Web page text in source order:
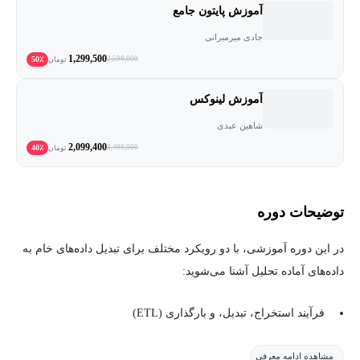
آموزش پایتون جامع
جادی میرمیرانی
2,599,000
1,299,500 تومان 50٪
آموزش لینوکس
شاهین عبدی
3,499,000
2,099,400 تومان 40٪
توضیحات دوره
در این دوره آموزشی، با دو رویکرد مختلف برای تبدیل داده‌های خام به
داده‌های آماده تحلیل آشنا می‌شوید:
فرآیند استخراج، تبدیل، و بارگذاری (ETL)
مشاهده ادامه معرفی